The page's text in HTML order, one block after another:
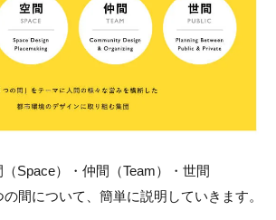
Space）・仲間（Team）・世間
の間について、簡単に説明していきます。